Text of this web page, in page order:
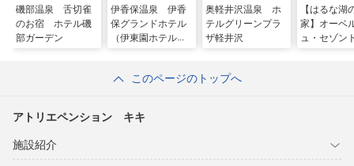
磯部温泉 舌切雀
のお宿 ホテル磯
部ガーデン
伊香保温泉 伊香
保グランドホテル
（伊東園ホテル
奥軽井沢温泉 ホ
テルグリーンプラ
ザ軽井沢
【はるな湖
家】オーベ
ュ・セゾン
このページのトップへ
アトリエペンション キキ
施設紹介